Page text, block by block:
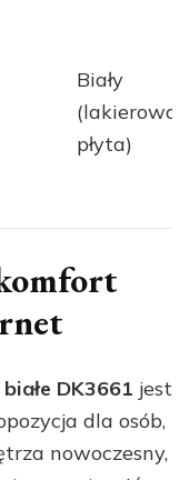
Biały
płyta)
DK3661 jest
dla osób,
nowoczesny,